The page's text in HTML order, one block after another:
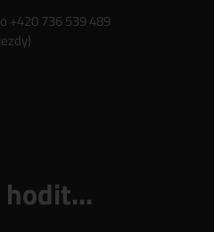
+420 736 539 489